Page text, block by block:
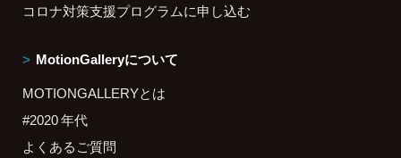
コロナ対策支援プログラムに申し込む
MotionGalleryについて
MOTIONGALLERYとは
#2020 年代
よくあるご質問